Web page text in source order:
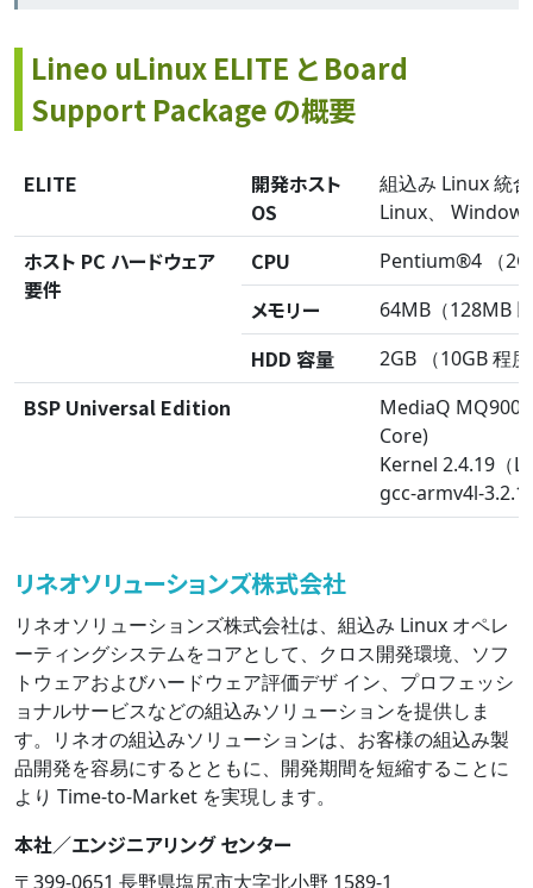
Lineo uLinux ELITE と Board
Support Package の概要
ELITE
開発ホスト
OS
組込み Linux 統
Linux、
ホスト PC ハードウェア
要件
CPU Pentium®4 （
メモリー 64MB（128MB
HDD 容量 2GB （10GB 程
BSP Universal Edition
MediaQ
Core)
Kernel 2.4.19（
gcc-armv4l-
リネオソリューションズ株式会社
リネオソリューションズ株式会社は、組込み Linux オペレ
ーティングシステムをコアとして、クロス開発環境、ソフ
トウェアおよびハードウェア評価デザ イン、プロフェッシ
ョナルサービスなどの組込みソリューションを提供しま
す。リネオの組込みソリューションは、お客様の組込み製
品開発を容易にするとともに、開発期間を短縮することに
より Time-to-Market を実現します。
本社／エンジニアリング センター
〒399-0651 長野県塩尻市大字北小野 1589-1